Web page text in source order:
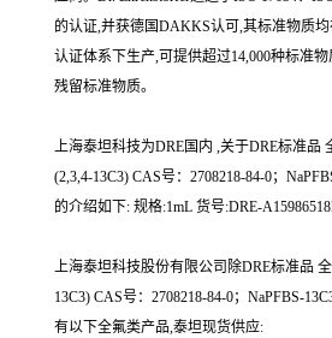
的认证,并获德国DAKKS认可,其标准物质均
认证体系下生产,可提供超过14,000种标准
残留标准物质。
上海泰坦科技为DRE国内 ,关于DRE标准品
(2,3,4-13C3) CAS号：2708218-84-0；
的介绍如下: 规格:1mL 货号:DRE-
上海泰坦科技股份有限公司除DRE标准品
13C3) CAS号：2708218-84-0；NaPFBS-
有以下全氟类产品,泰坦现货供应: